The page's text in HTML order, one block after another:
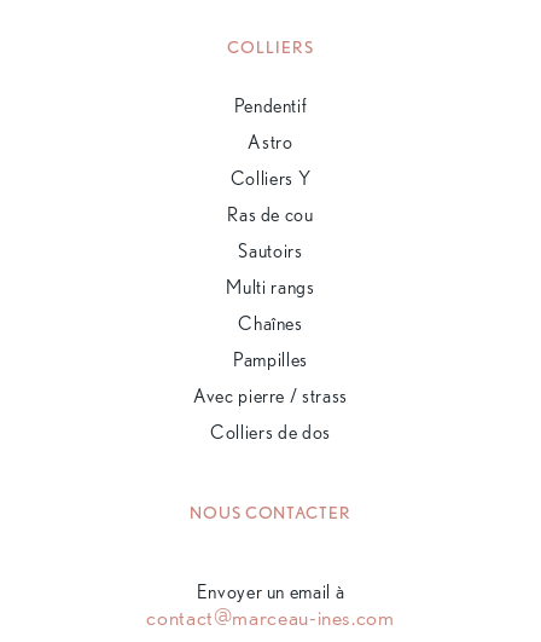
COLLIERS
Pendentif
Astro
Colliers Y
Ras de cou
Sautoirs
Multi rangs
Chaînes
Pampilles
Avec pierre / strass
Colliers de dos
NOUS CONTACTER
Envoyer un email à
contact@marceau-ines.com